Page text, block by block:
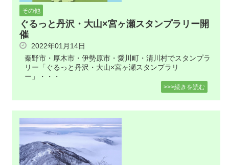
その他
ぐるっと丹沢・大山×宮ヶ瀬スタンプラリー開
催
2022年01月14日
秦野市・厚木市・伊勢原市・愛川町・清川村でスタンプラ
リー「ぐるっと丹沢・大山×宮ヶ瀬スタンプラリ
ー」・・・
>>>続きを読む